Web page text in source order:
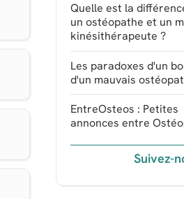
Quelle est la
un ostéopathe et un
kinésithérapeute ?
Les paradoxes d'un
d'un mauvais
EntreOsteos : Petites
annonces entre
Suivez-